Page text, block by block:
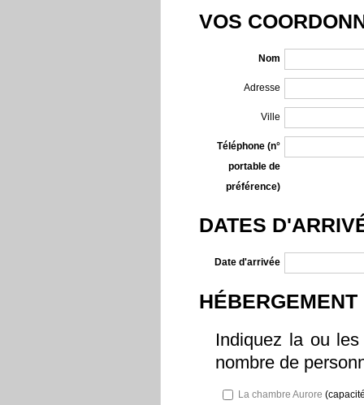
VOS
Nom
Adresse
Ville
Téléphone (n°
portable de
préférence)
DATES
Date d'arrivée
HÉBERGEMENT
Indiquez la ou
nombre de
La chambre Aurore